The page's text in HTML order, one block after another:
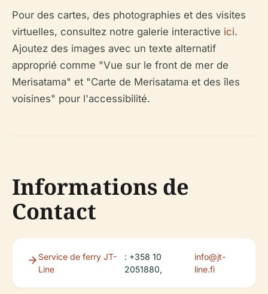
Pour des cartes, des photographies et des visites
virtuelles, consultez notre galerie interactive ici.
Ajoutez des images avec un texte alternatif
approprié comme "Vue sur le front de mer de
Merisatama" et "Carte de Merisatama et des îles
voisines" pour l'accessibilité.
Informations de
Contact
Service de ferry JT-
Line
: +358 10
2051880,
info@jt-
line.fi